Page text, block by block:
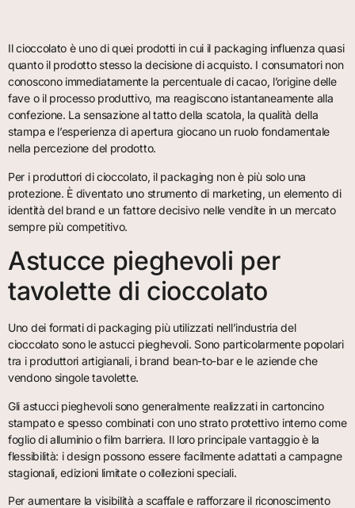
Il cioccolato è uno di quei prodotti in cui il packaging influenza quasi
quanto il prodotto stesso la decisione di acquisto. I consumatori non
conoscono immediatamente la percentuale di cacao, l’origine delle
fave o il processo produttivo, ma reagiscono istantaneamente alla
confezione. La sensazione al tatto della scatola, la qualità della
stampa e l’esperienza di apertura giocano un ruolo fondamentale
nella percezione del prodotto.
Per i produttori di cioccolato, il packaging non è più solo una
protezione. È diventato uno strumento di marketing, un elemento di
identità del brand e un fattore decisivo nelle vendite in un mercato
sempre più competitivo.
Astucce pieghevoli per
tavolette di cioccolato
Uno dei formati di packaging più utilizzati nell’industria del
cioccolato sono le astucci pieghevoli. Sono particolarmente popolari
tra i produttori artigianali, i brand bean-to-bar e le aziende che
vendono singole tavolette.
Gli astucci pieghevoli sono generalmente realizzati in cartoncino
stampato e spesso combinati con uno strato protettivo interno come
foglio di alluminio o film barriera. Il loro principale vantaggio è la
flessibilità: i design possono essere facilmente adattati a campagne
stagionali, edizioni limitate o collezioni speciali.
Per aumentare la visibilità a scaffale e rafforzare il riconoscimento